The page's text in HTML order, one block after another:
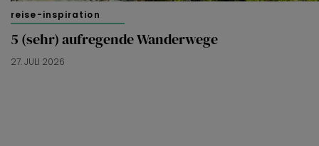
reise-inspiration
5 (sehr) aufregende Wanderwege
27. JULI 2026